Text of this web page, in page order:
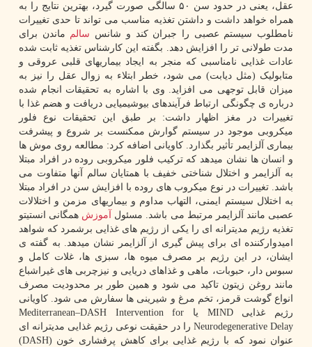
عقل، یعنی در حدود سن ۵۰ سالگی صورت گیرد، بهترین نتایج را به
همراه خواهد داشت و داشتن تغذیه مناسب می تواند تا حدی تغییرات
نامطلوب سیستم عصبی را جبران کند و شانس سالم ماندن برای
مدت طولانی تر را افزایش دهد. بگفته این کارشناس تغذیه ثابت شده
عادات غذایی نامناسبی که منجر به ایجاد بیماریهای قلبی عروقی و
متابولیک (مثل دیابت) می شود، خطر ابتلاء به زوال عقل را نیز به
میزان قابل توجهی می افزاید. وی با اشاره به تحقیقات انجام شده
درباره ی چگونگی ارتباط فرآیندهای بیوشیمیایی دریافت و هضم غذا با
تغییرات در مغز اظهار داشت: بر طبق این تحقیقات نوع فلور
میکروبی موجود در سیستم گوارش ممکنست بر شروع و پیشرفت
بیماری آلزایمر تأثیر بگذارد. کاویانی اضافه کرد: مطالعه روی موش ها
و انسان ها نشان میدهد که ترکیب فلور میکروبی روده در افراد مبتلا
به آلزایمر و اختلال شناختی خفیف با همتایان سالم آنها متفاوت می
باشد. تغییرات در نوع میکروب های روده با افزایش سن در افراد مبتلا
به اختلال سیستم ایمنی، التهاب مداوم و بیماریهای مزمن و اختلالات
عصبی مانند آلزایمر مرتبط می باشد. مسئول
آموزش همگانی انستیتو
تغذیه رژیم مدیترانه ای را یکی از رژیم های غذایی برشمرد که شواهد
امیدوارکننده ای برای پیش گیری از آلزایمر نشان میدهد. به گفته ی
ایشان، در این رژیم بر مصرف میوه ها، سبزی ها، غلات کامل و
سبوس دار، حبوبات، ماهی و غذاهای دریایی و نیزچربی های غیراشباع
مانند روغن زیتون تاکید می شود و همین طور بر محدودیت مصرف
انواع گوشت قرمز، تخم مرغ و شیرینی ها سفارش می شود. کاویانی
رژیم غذایی MIND یا Mediterranean–DASH Intervention for
Neurodegenerative Delay را در حقیقت نوعی رژیم غذایی مدیترانه ای
عنوان نمود که با رژیم غذایی برای کاهش پرفشاری خون (DASH)